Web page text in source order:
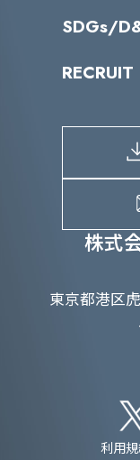
株式
東京都港区
IRカレン
IRライブ
よくあ
SDGs/
当グルー
SDGs推
D&Iの取
RECRUIT
募集職種
メッセー
メンバ
利用